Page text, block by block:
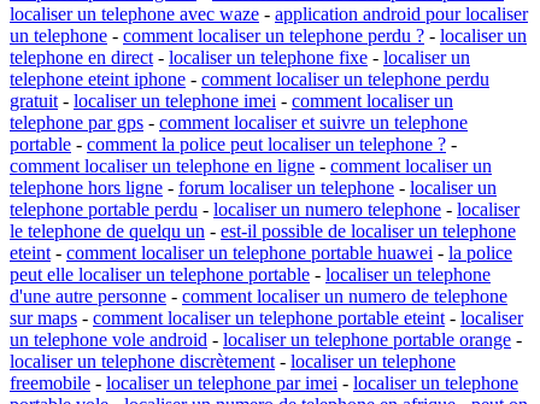
localiser un telephone avec waze - application android pour localiser
un telephone - comment localiser un telephone perdu ? - localiser un
telephone en direct - localiser un telephone fixe - localiser un
telephone eteint iphone - comment localiser un telephone perdu
gratuit - localiser un telephone imei - comment localiser un
telephone par gps - comment localiser et suivre un telephone
portable - comment la police peut localiser un telephone ? -
comment localiser un telephone en ligne - comment localiser un
telephone hors ligne - forum localiser un telephone - localiser un
telephone portable perdu - localiser un numero telephone - localiser
le telephone de quelqu un - est-il possible de localiser un telephone
eteint - comment localiser un telephone portable huawei - la police
peut elle localiser un telephone portable - localiser un telephone
d'une autre personne - comment localiser un numero de telephone
sur maps - comment localiser un telephone portable eteint - localiser
un telephone vole android - localiser un telephone portable orange -
localiser un telephone discrètement - localiser un telephone
freemobile - localiser un telephone par imei - localiser un telephone